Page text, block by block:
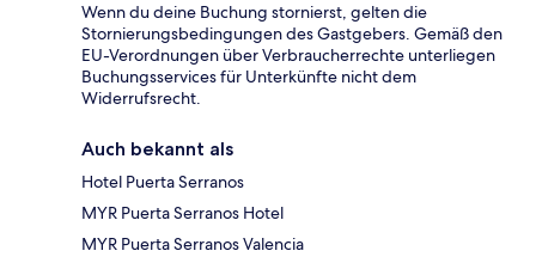
Wenn du deine Buchung stornierst, gelten die
Stornierungsbedingungen des Gastgebers. Gemäß den
EU-Verordnungen über Verbraucherrechte unterliegen
Buchungsservices für Unterkünfte nicht dem
Widerrufsrecht.
Auch bekannt als
Hotel Puerta Serranos
MYR Puerta Serranos Hotel
MYR Puerta Serranos Valencia